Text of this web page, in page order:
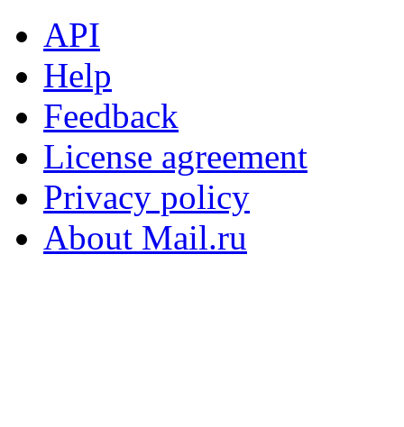
API
Help
Feedback
License agreement
Privacy policy
About Mail.ru